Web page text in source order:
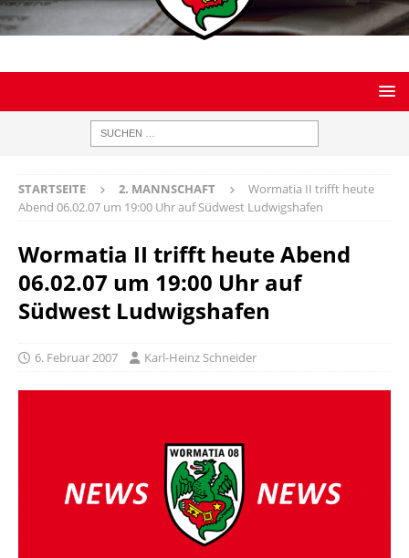
STARTSEITE 2. MANNSCHAFT
Wormatia II trifft heute
Abend 06.02.07 um 19:00 Uhr auf Südwest Ludwigshafen
Wormatia II trifft heute Abend
06.02.07 um 19:00 Uhr auf
Südwest Ludwigshafen
6. Februar 2007 Karl-Heinz Schneider